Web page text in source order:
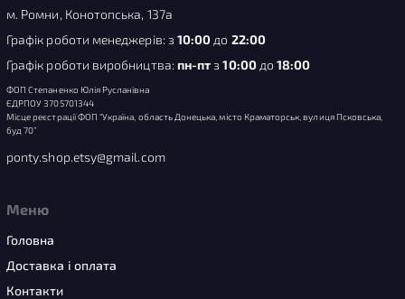
м. Ромни, Конотопська, 137а
Графік роботи менеджерів: з 10:00 до 22:00
Графік роботи виробництва: пн-пт з10:00до18:00
ФОП Степаненко Юлія Русланівна
ЄДРПОУ 3705701344
Місце реєстрації ФОП “Україна, область Донецька, місто Краматорськ, вулиця Псковська,
буд 70”
ponty.shop.etsy@gmail.com
Меню
Головна
Доставка і оплата
Контакти